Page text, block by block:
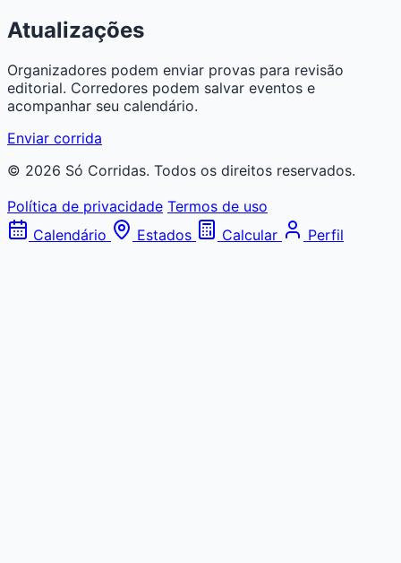
Atualizações
Organizadores podem enviar provas para revisão
editorial. Corredores podem salvar eventos e
acompanhar seu calendário.
Enviar corrida
© 2026 Só Corridas. Todos os direitos reservados.
Política de privacidade Termos de uso
Calendário
Estados Calcular Perfil